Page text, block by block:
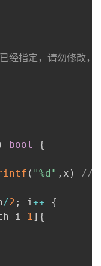
经指定，请勿修改，
bool
{
( "%d" , x )
//
/2 ; i++
{
- i- 1] {